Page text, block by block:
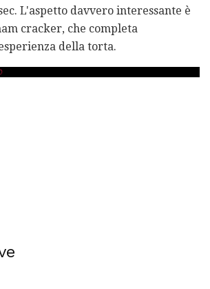
L'aspetto davvero interessante è
cracker, che completa
della torta.